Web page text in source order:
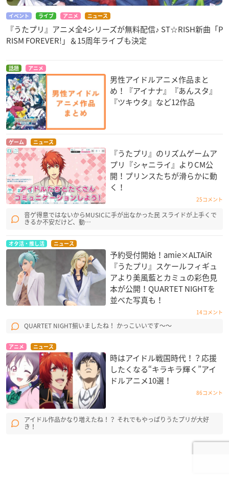
イベント ライブ アニメ ニュース
『うたプリ』アニメ全4シリーズが無料配信♪ ST☆RISH新曲「P
RISM FOREVER!」＆15周年ライブも決定
話題 アニメ
男性アイドルアニメ作品まと
め！『アイナナ』『あんスタ』
『ツキウタ』など12作品
ゲーム ニュース
『うたプリ』のリズムゲームア
プリ『シャニライ』よりCM公
開！プリンスたちが滑らかに動
く！
25コメント
音ゲ得意ではないからMUSICに手が出なかった民 スライドが上手くで
きるか不安だけど、動…
オタ活・推し活 ニュース
予約受付開始！amie×ALTAiR
『うたプリ』スケールフィギュ
アより美風藍とカミュの彩色見
本が公開！QUARTET NIGHT​を
並べた写真も！
14コメント
QUARTET NIGHT揃いましたね！ かっこいいです〜〜
アニメ ニュース
時はアイドル戦国時代！？応援
したくなる“キラキラ輝く”アイ
ドルアニメ10選！
86コメント
アイドル作品かなり増えたね！？ それでもやっぱりうたプリが大好
き！